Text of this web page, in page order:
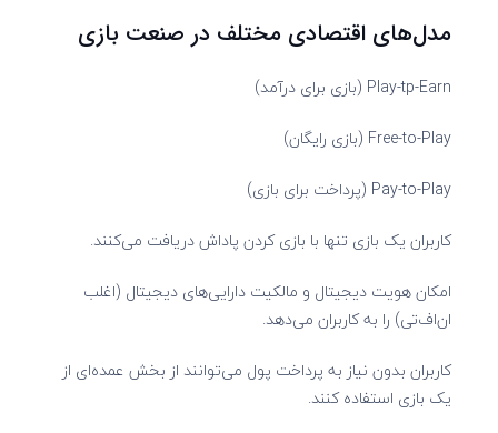
مدل‌های اقتصادی مختلف در صنعت بازی
Play-tp-Earn (بازی برای درآمد)
Free-to-Play (بازی رایگان)
Pay-to-Play (پرداخت برای بازی)
کاربران یک بازی تنها با بازی کردن پاداش دریافت می‌کنند.
امکان هویت دیجیتال و مالکیت دارایی‌های دیجیتال (اغلب
ان‌اف‌تی) را به کاربران می‌دهد.
کاربران بدون نیاز به پرداخت پول می‌توانند از بخش عمده‌ای از
یک بازی استفاده کنند.